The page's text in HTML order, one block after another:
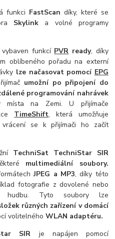
funkci FastScan díky, které se
Skylink a volné programy
funkcí PVR ready, díky
oblíbeného pořadu na externí
lze načasovat pomocí EPG
umožní po připojení do
programování nahrávek
na Zemi. U přijímače
TimeShift, která umožňuje
se k přijímači ho začít
TechniSat TechniStar SIR
multimediální soubory.
JPEG a MP3, díky této
fotografie z dovolené nebo
hudbu. Tyto soubory lze
různých zařízení v domácí
volitelnéhoWLAN adaptéru.
SIR je napájen pomocí